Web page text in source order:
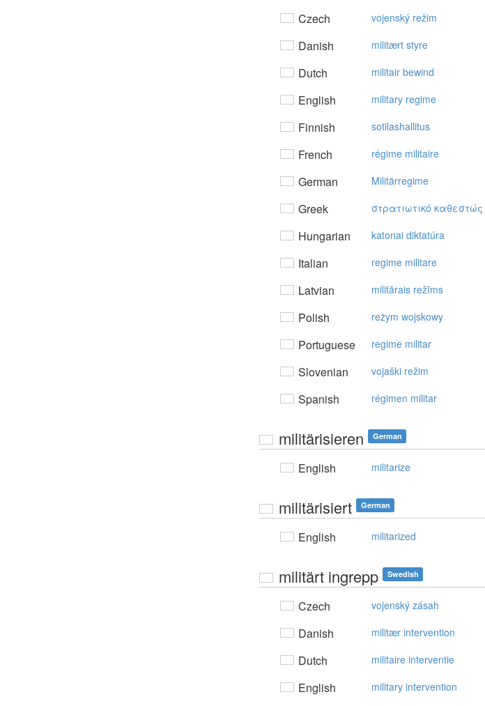
Czech vojenský režim
Danish militært styre
Dutch militair bewind
English military regime
Finnish sotilashallitus
French régime militaire
German Militärregime
Greek στρατιωτικό καθεστώς
Hungarian katonai diktatúra
Italian regime militare
Latvian militārais režīms
Polish reżym wojskowy
Portuguese regime militar
Slovenian vojaški režim
Spanish régimen militar
militärisieren German
English militarize
militärisiert German
English militarized
militärt ingrepp Swedish
Czech vojenský zásah
Danish militær intervention
Dutch militaire interventie
English military intervention